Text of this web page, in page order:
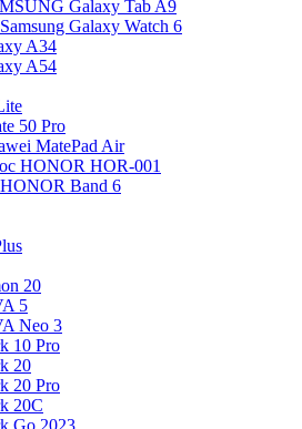
Galaxy Tab A9
Galaxy Watch 6
A34
A54
50 Pro
MatePad Air
HONOR HOR-001
Band 6
20
5
Neo 3
10 Pro
20
20 Pro
20C
Go 2023